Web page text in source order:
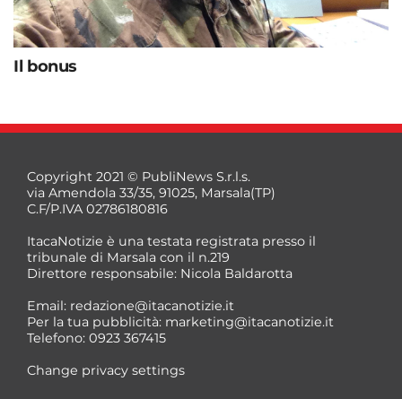
Il bonus
Copyright 2021 © PubliNews S.r.l.s.
via Amendola 33/35, 91025, Marsala(TP)
C.F/P.IVA 02786180816
ItacaNotizie è una testata registrata presso il
tribunale di Marsala con il n.219
Direttore responsabile: Nicola Baldarotta
Email: redazione@itacanotizie.it
Per la tua pubblicità: marketing@itacanotizie.it
Telefono: 0923 367415
Change privacy settings